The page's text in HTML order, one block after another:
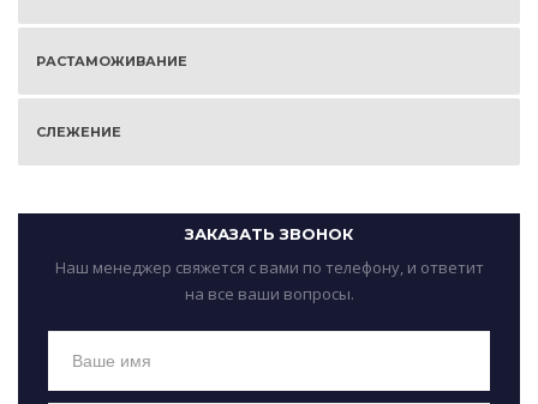
РАСТАМОЖИВАНИЕ
СЛЕЖЕНИЕ
ЗАКАЗАТЬ ЗВОНОК
Наш менеджер свяжется с вами по телефону, и ответит
на все ваши вопросы.